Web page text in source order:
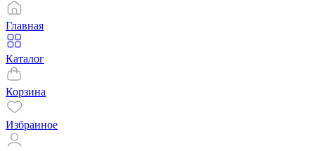
Главная
Каталог
Корзина
Избранное